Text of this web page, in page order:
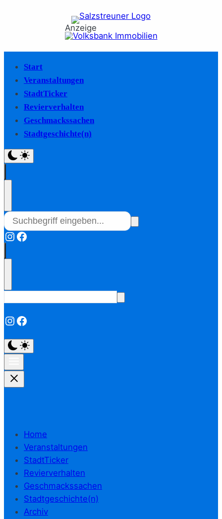
Anzeige
Start
Veranstaltungen
StadtTicker
Revierverhalten
Geschmackssachen
Stadtgeschichte(n)
Instagram
Facebook
Instagram
Facebook
Home
Veranstaltungen
StadtTicker
Revierverhalten
Geschmackssachen
Stadtgeschichte(n)
Archiv